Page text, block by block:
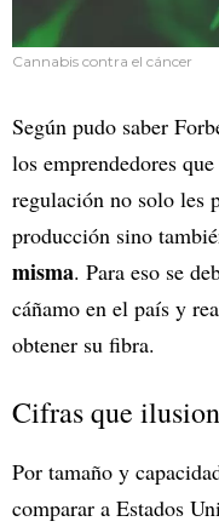
Cannabis contra el cáncer
Según pudo saber
los emprendedores
regulación no solo les
producción sino
misma. Para eso se
cáñamo en el país y
obtener su fibra.
Cifras que
Por tamaño y
comparar a Estados